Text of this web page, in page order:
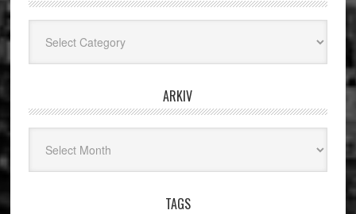
ARKIV
TAGS